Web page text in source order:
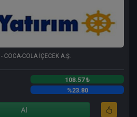
- COCA-COLA İÇECEK A.Ş.
108.57 ₺
%23.80
Al